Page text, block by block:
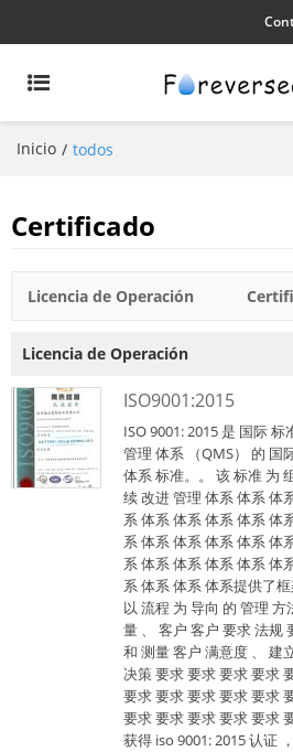
Inicio / todos
Certificado
Licencia de Operación
Licencia de Operación
ISO9001:2015
ISO 9001: 2015 是 国际
管理 体系 （QMS） 的 国
体系 标准。。 该 标准 为
续 改进 管理 体系 体系 体
系 体系 体系 体系 体系 体
系 体系 体系 体系 体系 体
系 体系 体系 体系 体系 体
系 体系 体系 体系提供了
以 流程 为 导向 的 管理
量 、 客户 客户 要求 法规
和 测量 客户 满意度 、 建
决策 要求 要求 要求 要求
要求 要求 要求 要求 要求
要求 要求 要求 要求 要求
获得 iso 9001: 2015 认证